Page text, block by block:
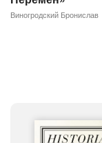
Виногродский Бронислав